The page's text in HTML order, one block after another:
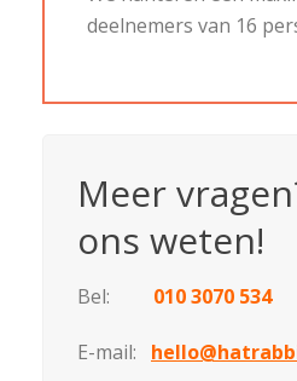
deelnemers van 16
Meer
ons weten!
Bel: 010 3070 534
E-mail: